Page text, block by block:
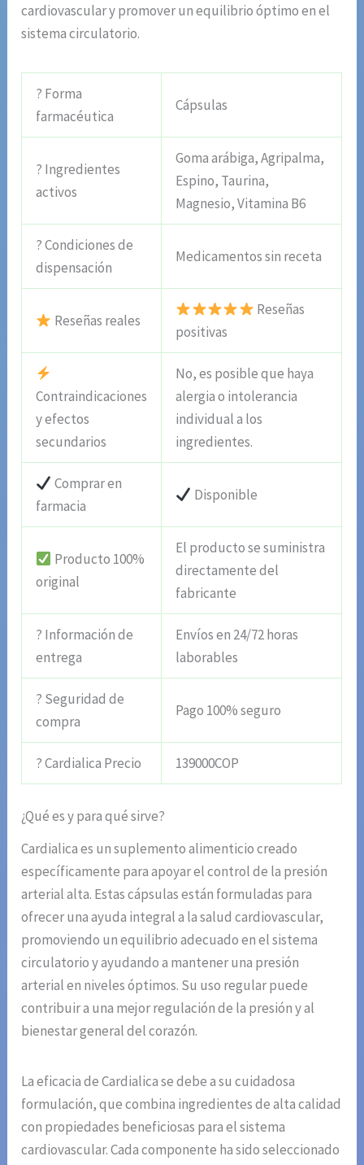
cardiovascular y promover un equilibrio óptimo en el
sistema circulatorio.
? Forma
farmacéutica
Cápsulas
? Ingredientes
activos
Goma arábiga, Agripalma,
Espino, Taurina,
Magnesio, Vitamina B6
? Condiciones de
dispensación
Medicamentos sin receta
Reseñas reales
Reseñas
positivas
Contraindicaciones
y efectos
secundarios
No, es posible que haya
alergia o intolerancia
individual a los
ingredientes.
Comprar en
farmacia
Disponible
Producto 100%
original
El producto se suministra
directamente del
fabricante
? Información de
entrega
Envíos en 24/72 horas
laborables
? Seguridad de
compra
Pago 100% seguro
? Cardialica Precio 139000COP
¿Qué es y para qué sirve?
Cardialica es un suplemento alimenticio creado
específicamente para apoyar el control de la presión
arterial alta. Estas cápsulas están formuladas para
ofrecer una ayuda integral a la salud cardiovascular,
promoviendo un equilibrio adecuado en el sistema
circulatorio y ayudando a mantener una presión
arterial en niveles óptimos. Su uso regular puede
contribuir a una mejor regulación de la presión y al
bienestar general del corazón.
La eficacia de Cardialica se debe a su cuidadosa
formulación, que combina ingredientes de alta calidad
con propiedades beneficiosas para el sistema
cardiovascular. Cada componente ha sido seleccionado